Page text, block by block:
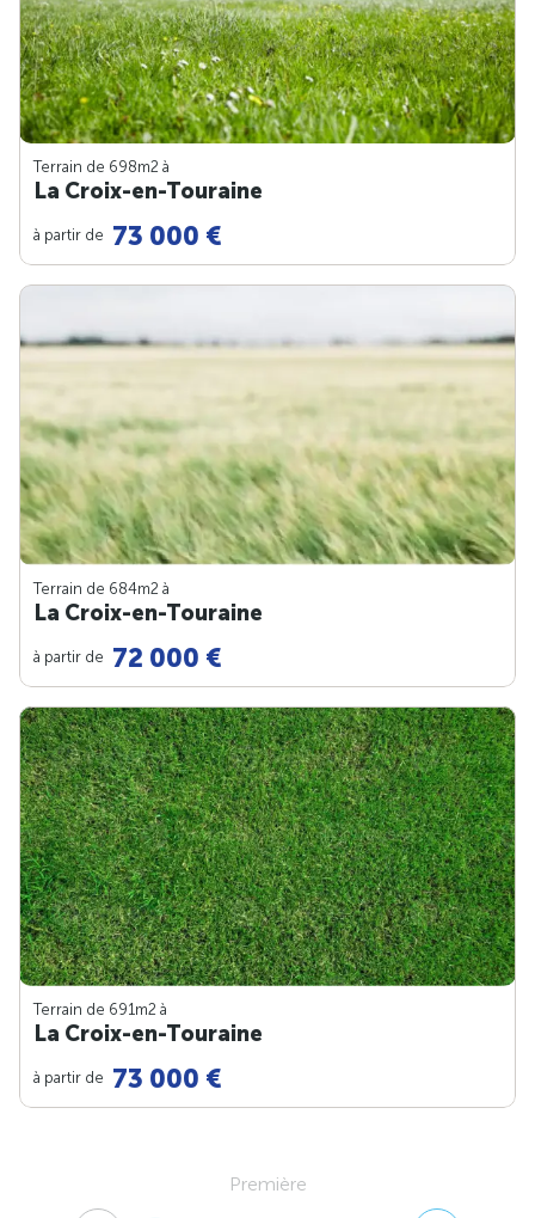
Terrain de 698m2 à
La Croix-en-Touraine
à partir de 73 000 €
Terrain de 684m2 à
La Croix-en-Touraine
à partir de 72 000 €
Terrain de 691m2 à
La Croix-en-Touraine
à partir de 73 000 €
Première